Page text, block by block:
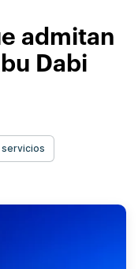
admitan
Dabi